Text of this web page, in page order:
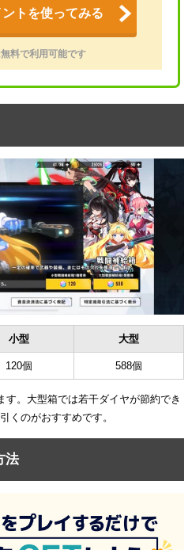
トを使ってみる
料で利用可能です
小型 大型
120個 588個
す。大型箱では若干ダイヤが節約でき
くのがおすすめです。
法